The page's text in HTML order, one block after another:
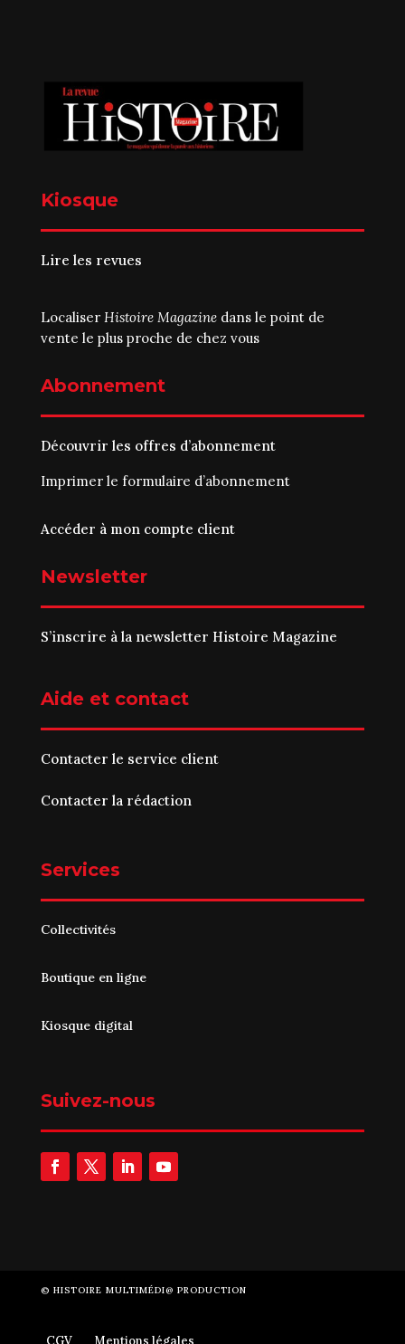
Kiosque
Lire les revues
Localiser Histoire Magazinedans le point de
vente le plus proche de chez vous
Abonnement
Découvrir les offres d’abonnement
Imprimer le formulaire d’abonnement
Accéder à mon compte client
Newsletter
S’inscrire à la newsletter Histoire Magazine
Aide et contact
Contacter le service client
Contacter la rédaction
Services
Collectivités
Boutique en ligne
Kiosque digital
Suivez-nous
© HISTOIRE MULTIMÉDI@ PRODUCTION
CGV Mentions légales